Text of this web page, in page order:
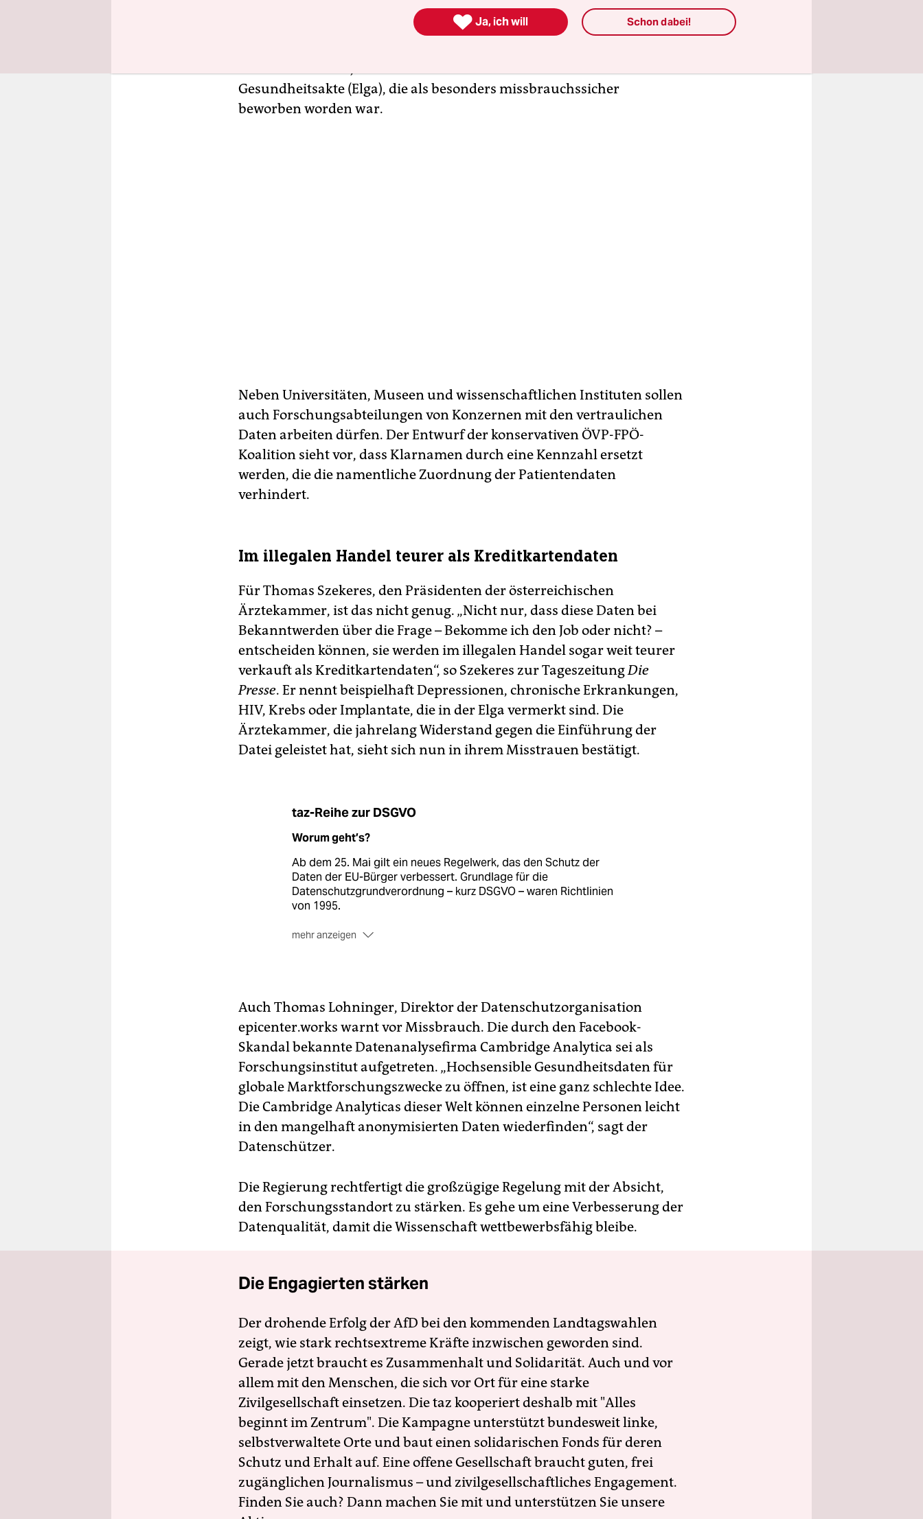
weiterer Wiener Plan: das Datenschutzanpassungsgesetz für
Wissenschaft und Forschung. Der Entwurf sieht vor, dass
Gesundheitsakte (Elga), die als besonders missbrauchssicher
beworben worden war.
Neben Universitäten, Museen und wissenschaftlichen Instituten sollen
auch Forschungsabteilungen von Konzernen mit den vertraulichen
Daten arbeiten dürfen. Der Entwurf der konservativen ÖVP-FPÖ-
Koalition sieht vor, dass Klarnamen durch eine Kennzahl ersetzt
werden, die die namentliche Zuordnung der Patientendaten
verhindert.
Im illegalen Handel teurer als Kreditkartendaten
Für Thomas Szekeres, den Präsidenten der österreichischen
Ärztekammer, ist das nicht genug. „Nicht nur, dass diese Daten bei
Bekanntwerden über die Frage – Bekomme ich den Job oder nicht? –
entscheiden können, sie werden im illegalen Handel sogar weit teurer
verkauft als Kreditkartendaten“, so Szekeres zur TageszeitungDie
Presse. Er nennt beispielhaft Depressionen, chronische Erkrankungen,
HIV, Krebs oder Implantate, die in der Elga vermerkt sind. Die
Ärztekammer, die jahrelang Widerstand gegen die Einführung der
Datei geleistet hat, sieht sich nun in ihrem Misstrauen bestätigt.
taz-Reihe zur DSGVO
Worum geht’s?
Ab dem 25. Mai gilt ein neues Regelwerk, das den Schutz der
Daten der EU-Bürger verbessert. Grundlage für die
Datenschutzgrundverordnung – kurz DSGVO – waren Richtlinien
von 1995.
mehr anzeigen
können bis zu vier Prozent des Unternehmensumsatzes betragen.
Bis zum Stichtagberichten wir in loser Folge über Vorteile und
Lücken der EU-Datenschutzgrundverordnung.
Auch Thomas Lohninger, Direktor der Datenschutzorganisation
epicenter.works warnt vor Missbrauch. Die durch den Facebook-
Skandal bekannte Datenanalysefirma Cambridge Analytica sei als
Forschungsinstitut aufgetreten. „Hochsensible Gesundheitsdaten für
globale Marktforschungszwecke zu öffnen, ist eine ganz schlechte Idee.
Die Cambridge Analyticas dieser Welt können einzelne Personen leicht
in den mangelhaft anonymisierten Daten wiederfinden“, sagt der
Datenschützer.
Die Regierung rechtfertigt die großzügige Regelung mit der Absicht,
den Forschungsstandort zu stärken. Es gehe um eine Verbesserung der
Datenqualität, damit die Wissenschaft wettbewerbsfähig bleibe.
Die Engagierten stärken
Der drohende Erfolg der AfD bei den kommenden Landtagswahlen
zeigt, wie stark rechtsextreme Kräfte inzwischen geworden sind.
Gerade jetzt braucht es Zusammenhalt und Solidarität. Auch und vor
allem mit den Menschen, die sich vor Ort für eine starke
Zivilgesellschaft einsetzen. Die taz kooperiert deshalb mit "Alles
beginnt im Zentrum". Die Kampagne unterstützt bundesweit linke,
selbstverwaltete Orte und baut einen solidarischen Fonds für deren
Schutz und Erhalt auf. Eine offene Gesellschaft braucht guten, frei
zugänglichen Journalismus – und zivilgesellschaftliches Engagement.
Finden Sie auch? Dann machen Sie mit und unterstützen Sie unsere
 Ja, ich will Schon dabei!